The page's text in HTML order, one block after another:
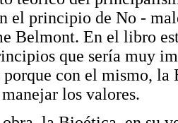
el principio de No -
Belmont. En el libro
que sería muy
con el mismo,
los valores.